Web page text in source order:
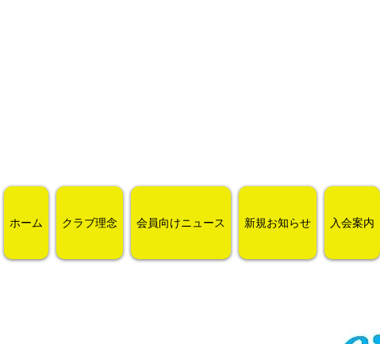
ホーム クラブ理念 会員向けニュース 新規お知らせ 入会案内